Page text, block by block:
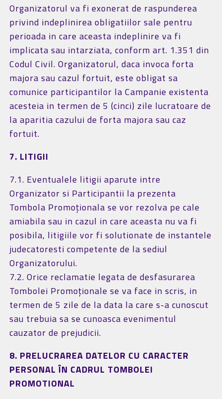
Organizatorul va fi exonerat de raspunderea
privind indeplinirea obligatiilor sale pentru
perioada in care aceasta indeplinire va fi
implicata sau intarziata, conform art. 1.351 din
Codul Civil. Organizatorul, daca invoca forta
majora sau cazul fortuit, este obligat sa
comunice participantilor la Campanie existenta
acesteia in termen de 5 (cinci) zile lucratoare de
la aparitia cazului de forta majora sau caz
fortuit.
7. LITIGII
7.1. Eventualele litigii aparute intre
Organizator si Participantii la prezenta
Tombola Promoționala se vor rezolva pe cale
amiabila sau in cazul in care aceasta nu va fi
posibila, litigiile vor fi solutionate de instantele
judecatoresti competente de la sediul
Organizatorului.
7.2. Orice reclamatie legata de desfasurarea
Tombolei Promoționale se va face in scris, in
termen de 5 zile de la data la care s-a cunoscut
sau trebuia sa se cunoasca evenimentul
cauzator de prejudicii.
8. PRELUCRAREA DATELOR CU CARACTER
PERSONAL ÎN CADRUL TOMBOLEI
PROMOTIONAL